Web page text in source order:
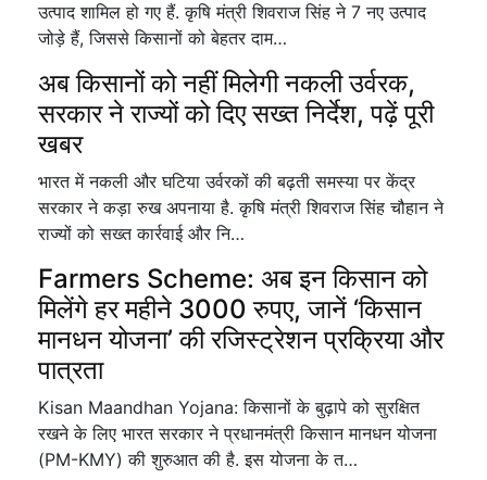
उत्पाद शामिल हो गए हैं. कृषि मंत्री शिवराज सिंह ने 7 नए उत्पाद
जोड़े हैं, जिससे किसानों को बेहतर दाम…
अब किसानों को नहीं मिलेगी नकली उर्वरक,
सरकार ने राज्यों को दिए सख्त निर्देश, पढ़ें पूरी
खबर
भारत में नकली और घटिया उर्वरकों की बढ़ती समस्या पर केंद्र
सरकार ने कड़ा रुख अपनाया है. कृषि मंत्री शिवराज सिंह चौहान ने
राज्यों को सख्त कार्रवाई और नि…
Farmers Scheme: अब इन किसान को
मिलेंगे हर महीने 3000 रुपए, जानें ‘किसान
मानधन योजना’ की रजिस्ट्रेशन प्रक्रिया और
पात्रता
Kisan Maandhan Yojana: किसानों के बुढ़ापे को सुरक्षित
रखने के लिए भारत सरकार ने प्रधानमंत्री किसान मानधन योजना
(PM-KMY) की शुरुआत की है. इस योजना के त…